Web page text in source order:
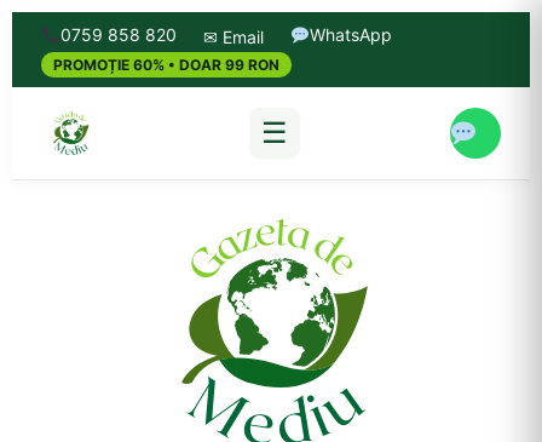
0759 858 820 ✉ Email WhatsApp
PROMOȚIE 60% • DOAR 99 RON
☰